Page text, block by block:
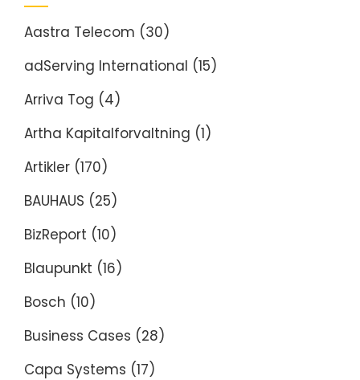
Aastra Telecom (30)
adServing International (15)
Arriva Tog (4)
Artha Kapitalforvaltning (1)
Artikler (170)
BAUHAUS (25)
BizReport (10)
Blaupunkt (16)
Bosch (10)
Business Cases (28)
Capa Systems (17)